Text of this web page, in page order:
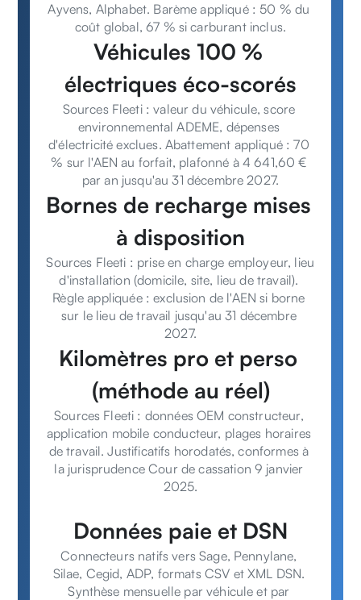
Ayvens, Alphabet. Barème appliqué : 50 % du
coût global, 67 % si carburant inclus.
Véhicules 100 %
électriques éco-scorés
Sources Fleeti : valeur du véhicule, score
environnemental ADEME, dépenses
d'électricité exclues. Abattement appliqué : 70
% sur l'AEN au forfait, plafonné à 4 641,60 €
par an jusqu'au 31 décembre 2027.
Bornes de recharge mises
à disposition
Sources Fleeti : prise en charge employeur, lieu
d'installation (domicile, site, lieu de travail).
Règle appliquée : exclusion de l'AEN si borne
sur le lieu de travail jusqu'au 31 décembre
2027.
Kilomètres pro et perso
(méthode au réel)
Sources Fleeti : données OEM constructeur,
application mobile conducteur, plages horaires
de travail. Justificatifs horodatés, conformes à
la jurisprudence Cour de cassation 9 janvier
2025.
Données paie et DSN
Connecteurs natifs vers Sage, Pennylane,
Silae, Cegid, ADP, formats CSV et XML DSN.
Synthèse mensuelle par véhicule et par